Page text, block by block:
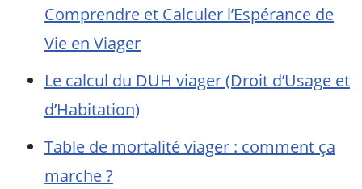
Comprendre et Calculer l’Espérance de
Vie en Viager
Le calcul du DUH viager (Droit d’Usage et
d’Habitation)
Table de mortalité viager : comment ça
marche ?